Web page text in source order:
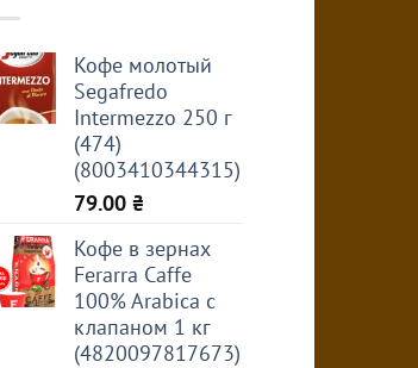
Кофе молотый
Segafredo
Intermezzo 250 г
(474)
(8003410344315)
79.00 ₴
Кофе в зернах
Ferarra Caffe
100% Arabica с
клапаном 1 кг
(4820097817673)